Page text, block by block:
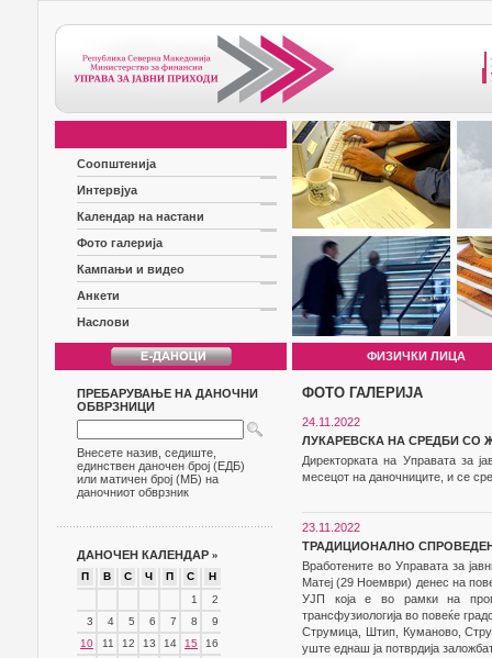
Соопштенија
Интервјуа
Календар на настани
Фото галерија
Кампањи и видео
Анкети
Наслови
ФИЗИЧКИ ЛИЦА
ПРЕБАРУВАЊЕ НА ДАНОЧНИ
ОБВРЗНИЦИ
Внесете назив, седиште,
единствен даночен број (ЕДБ)
или матичен број (МБ) на
даночниот обврзник
ДАНОЧЕН КАЛЕНДАР »
П В С Ч П С
Н
1
2
3
4 5 6 7 8
9
10
11 12 13 14 15
16
ФОТО ГАЛЕРИЈА
24.11.2022
ЛУКАРЕВСКА НА СРЕДБИ СО
Директорката на Управата за
месецот на даночниците, и се
23.11.2022
ТРАДИЦИОНАЛНО
Вработените во Управата за
Матеј (29 Ноември) денес на
УЈП која е во рамки на
трансфузиологија во повеќе
Струмица, Штип, Куманово,
уште еднаш ја потврдија